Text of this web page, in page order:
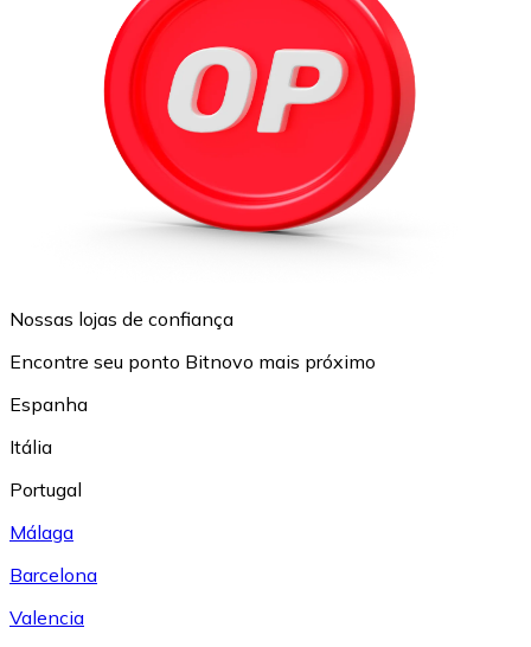
Nossas lojas de confiança
Encontre seu ponto Bitnovo mais próximo
Espanha
Itália
Portugal
Málaga
Barcelona
Valencia